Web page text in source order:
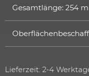
Gesamtlänge: 254
Lieferzeit: 2-4